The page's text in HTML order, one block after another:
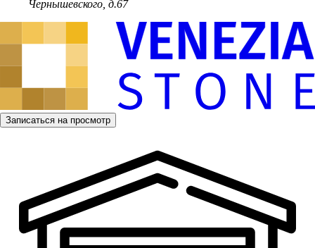
Чернышевского, д.67
Записаться на просмотр